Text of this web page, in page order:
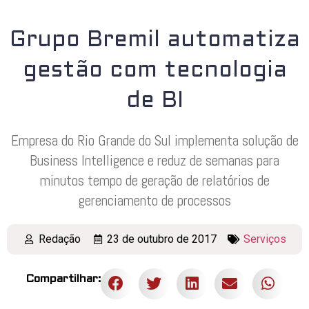
Grupo Bremil automatiza
gestão com tecnologia
de BI
Empresa do Rio Grande do Sul implementa solução de
Business Intelligence e reduz de semanas para
minutos tempo de geração de relatórios de
gerenciamento de processos
Redação 23 de outubro de 2017 Serviços
Compartilhar: